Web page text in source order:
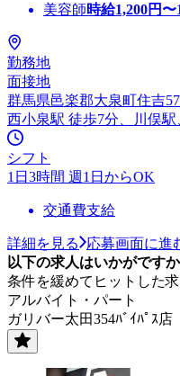
美容師時給1,200円〜
勤務地
面接地
群馬県邑楽郡大泉町住吉
西小泉駅 徒歩7分、川俣
シフト
1日3時間 週1日からOK
交通費支給
詳細を見る
応募画面に進
以下の求人はいかがです
条件を緩めてヒットした
アルバイト・パート
ガリバー太田354ﾊﾞｲﾊﾟｽ店